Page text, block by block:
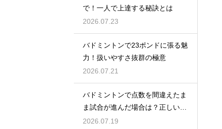
で！一人で上達する秘訣とは
2026.07.23
バドミントンで23ポンドに張る魅
力！扱いやすさ抜群の極意
2026.07.21
バドミントンで点数を間違えたま
ま試合が進んだ場合は？正しい修
正方法
2026.07.19